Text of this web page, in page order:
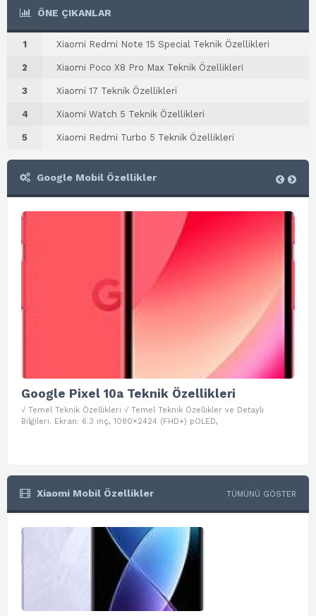
ÖNE ÇIKANLAR
1 Xiaomi Redmi Note 15 Special Teknik Özellikleri
2 Xiaomi Poco X8 Pro Max Teknik Özellikleri
3 Xiaomi 17 Teknik Özellikleri
4 Xiaomi Watch 5 Teknik Özellikleri
5 Xiaomi Redmi Turbo 5 Teknik Özellikleri
Google Mobil Özellikler
Google Pixel 10a Teknik Özellikleri
√ Temel Teknik Özellikleri √ Temel Teknik Özellikler ve Detaylı
Bilgileri. Ekran: 6.3 inç, 1080×2424 (FHD+) pOLED,
Xiaomi Mobil Özellikler TÜMÜNÜ GÖSTER